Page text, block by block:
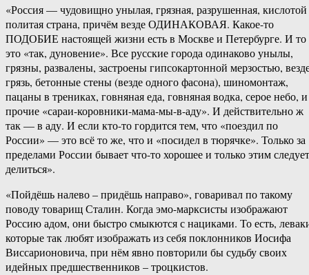
«Россия — чудовищно унылая, грязная, разрушенная, кислотой
политая страна, причём везде ОДИНАКОВАЯ. Какое-то
ПОДОБИЕ настоящей жизни есть в Москве и Петербурге. И то
это «так, дуновение». Все русские города одинаково унылы,
грязны, развалены, застроены гипсокартонной мерзостью,
грязь, бетонные стены (везде одного фасона), шиномонтаж,
пацаны в трениках, говняная еда, говняная водка, серое небо, и
прочие «сараи-коровники-мама-мы-в-аду». И действительно ж
так — в аду. И если кто-то гордится тем, что «поездил по
России» — это всё то же, что и «посидел в тюрячке». Только за
пределами России бывает что-то хорошее и только этим следует
делиться».
«Пойдёшь налево – придёшь направо», говаривал по такому
поводу товарищ Сталин. Когда эмо-марксисты изображают
Россию адом, они быстро смыкются с нациками. То есть,
которые так любят изображать из себя поклонников Иосифа
Виссарионовича, при нём явно повторили бы судьбу своих
идейных предшественников – троцкистов.